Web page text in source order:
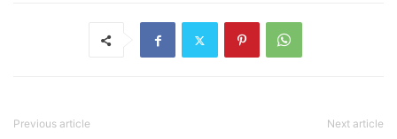
Previous article Next article